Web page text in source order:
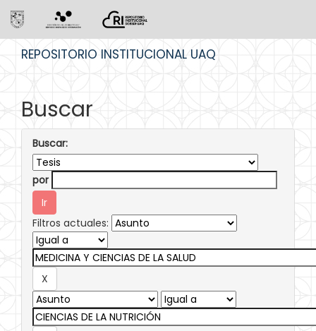
REPOSITORIO INSTITUCIONAL UAQ
Buscar
Buscar:
por
Filtros actuales: